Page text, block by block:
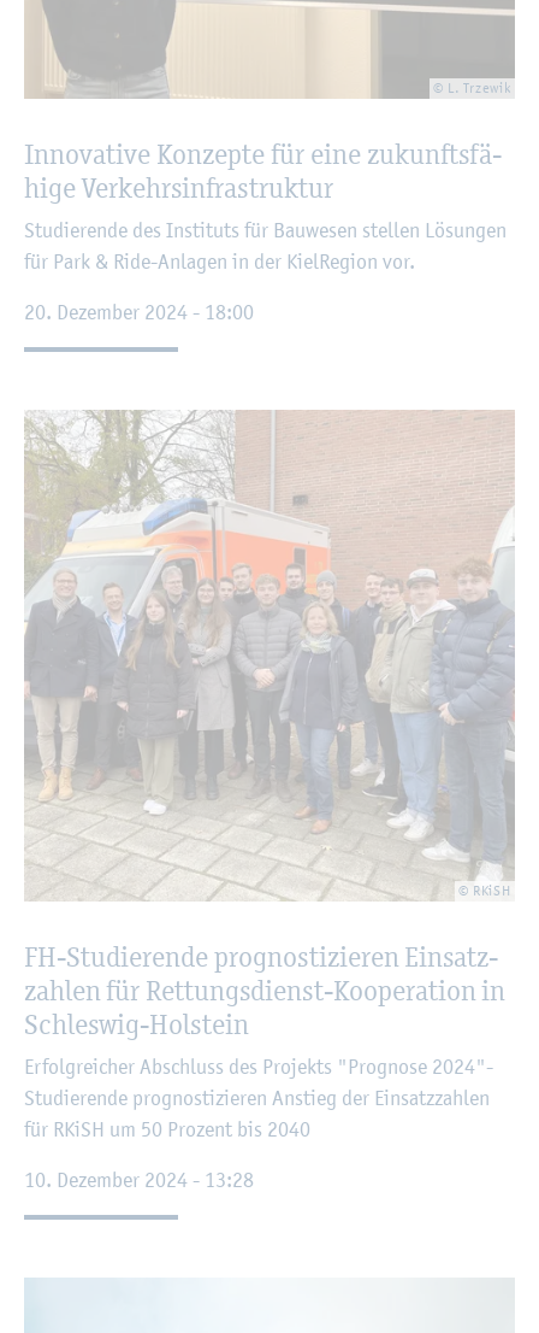
© L. Trze­wik
In­no­va­ti­ve Kon­zep­te für eine zu­kunfts­fä­
hi­ge Ver­kehrs­in­fra­struk­tur
Stu­die­ren­de des In­sti­tuts für Bau­we­sen stel­len Lö­sun­gen
für Park & Ride-An­la­gen in der Kiel­Re­gi­on vor.
20. De­zem­ber 2024 - 18:00
© RKiSH
FH-Stu­die­ren­de pro­gnos­ti­zie­ren Ein­satz­
zah­len für Ret­tungs­dienst-Ko­ope­ra­ti­on in
Schles­wig-Hol­stein
Er­folg­rei­cher Ab­schluss des Pro­jekts "Pro­gno­se 2024"-
Stu­die­ren­de pro­gnos­ti­zie­ren An­stieg der Ein­satz­zah­len
für RKiSH um 50 Pro­zent bis 2040
10. De­zem­ber 2024 - 13:28